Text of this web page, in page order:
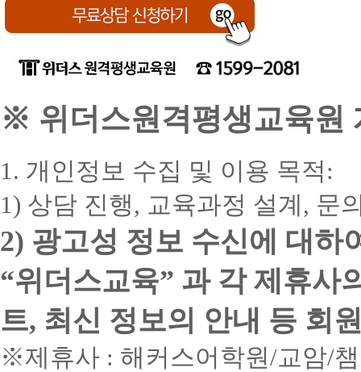
※ 위더스원격평생교육원
1. 개인정보 수집 및 이용 목적:
1) 상담 진행, 교육과정 설계, 문
2) 광고성 정보 수신에 대하
“위더스교육” 과 각 제휴사
트, 최신 정보의 안내 등 회
※제휴사 : 해커스어학원/교암/